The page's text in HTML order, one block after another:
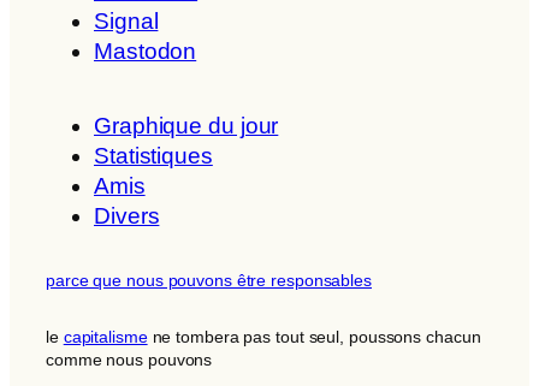
Signal
Mastodon
Graphique du jour
Statistiques
Amis
Divers
parce que nous pouvons être responsables
le capitalismene tombera pas tout seul, poussons chacun
comme nous pouvons